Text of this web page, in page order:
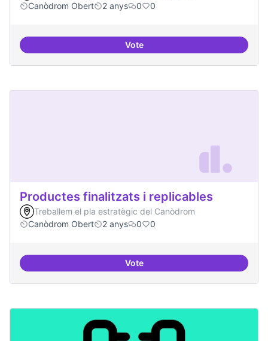
Canòdrom Obert
2 anys 0 0
VotePrograma cultural a nivell de
Productes finalitzats i replicables
Treballem el pla estratègic del Canòdrom
Canòdrom Obert
2 anys 0 0
VoteProductes finalitzats i